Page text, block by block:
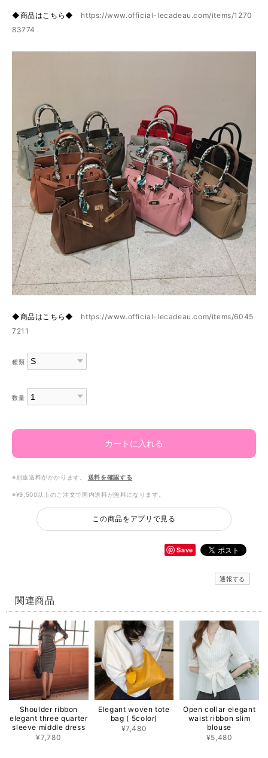
◆商品はこちら◆ https://www.official-lecadeau.com/items/1270
83774
◆商品はこちら◆ https://www.official-lecadeau.com/items/6045
7211
種類
数量
カートに入れる
※別途送料がかかります。 送料を確認する
※¥9,500以上のご注文で国内送料が無料になります。
この商品をアプリで見る
Save
通報する
関連商品
Shoulder ribbon
elegant three quarter
sleeve middle dress
¥7,780
Elegant woven tote
bag ( 5color)
¥7,480
Open collar elegant
waist ribbon slim
blouse
¥5,480